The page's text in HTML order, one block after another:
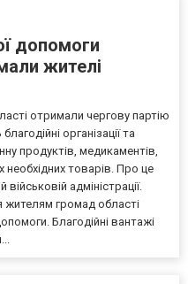
допомоги
жителі
отримали чергову партію
організації та
продуктів, медикаментів,
необхідних товарів. Про це
адміністрації.
громад області
Благодійні вантажі